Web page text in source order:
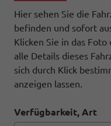
Hier sehen Sie die
befinden und sofort
Klicken Sie in das
alle Details dieses
sich durch Klick
anzeigen lassen.
Verfügbarkeit, Art